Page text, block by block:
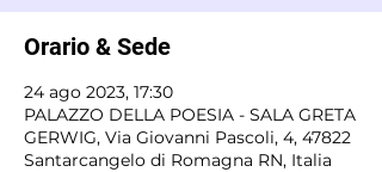
Orario & Sede
24 ago 2023, 17:30
PALAZZO DELLA POESIA - SALA GRETA
GERWIG, Via Giovanni Pascoli, 4, 47822
Santarcangelo di Romagna RN, Italia